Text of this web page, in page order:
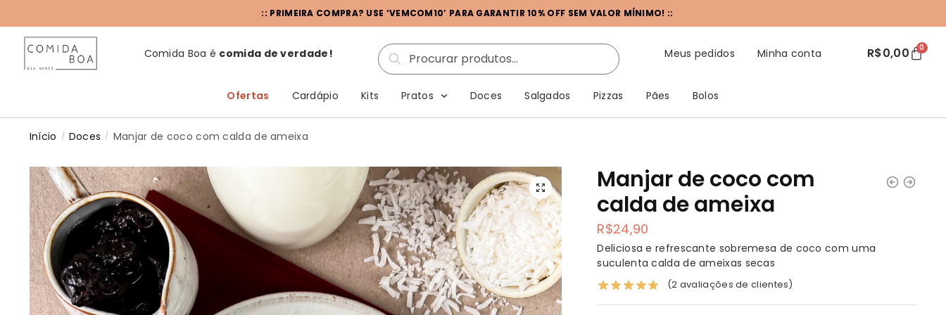
:: PRIMEIRA COMPRA? USE ‘VEMCOM10’ PARA GARANTIR 10% OFF SEM VALOR MÍNIMO! ::
Comida Boa é comida de verdade! Pesquisar Meus pedidos Minha conta R$0,00 0
Ofertas Cardápio Kits Pratos Doces Salgados Pizzas Pães Bolos
Início / Doces / Manjar de coco com calda de ameixa
Manjar de coco com
calda de ameixa
R$24,90
Deliciosa e refrescante sobremesa de coco com uma
suculenta calda de ameixas secas
(2 avaliações de clientes)